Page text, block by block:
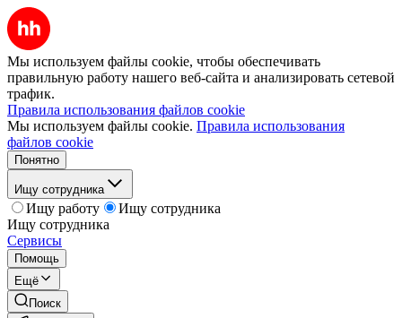
Мы используем файлы cookie, чтобы обеспечивать
правильную работу нашего веб-сайта и анализировать сетевой
трафик.
Правила использования файлов cookie
Мы используем файлы cookie. Правила использования
файлов cookie
Понятно
Ищу сотрудника
Ищу работу
Ищу сотрудника
Ищу сотрудника
Сервисы
Помощь
Ещё
Поиск